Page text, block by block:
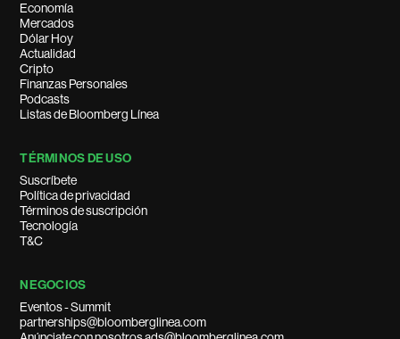
Economía
Mercados
Dólar Hoy
Actualidad
Cripto
Finanzas Personales
Podcasts
Listas de Bloomberg Línea
TÉRMINOS DE USO
Suscríbete
Política de privacidad
Términos de suscripción
Tecnología
T&C
NEGOCIOS
Eventos - Summit
partnerships@bloomberglinea.com